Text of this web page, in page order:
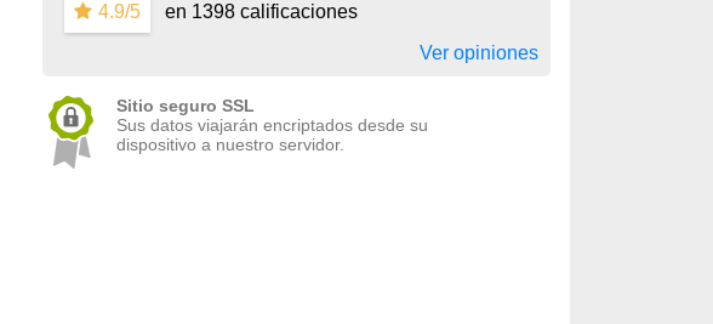
4.9/5
en 1398 calificaciones
Ver opiniones
Sitio seguro SSL
Sus datos viajarán encriptados desde su
dispositivo a nuestro servidor.